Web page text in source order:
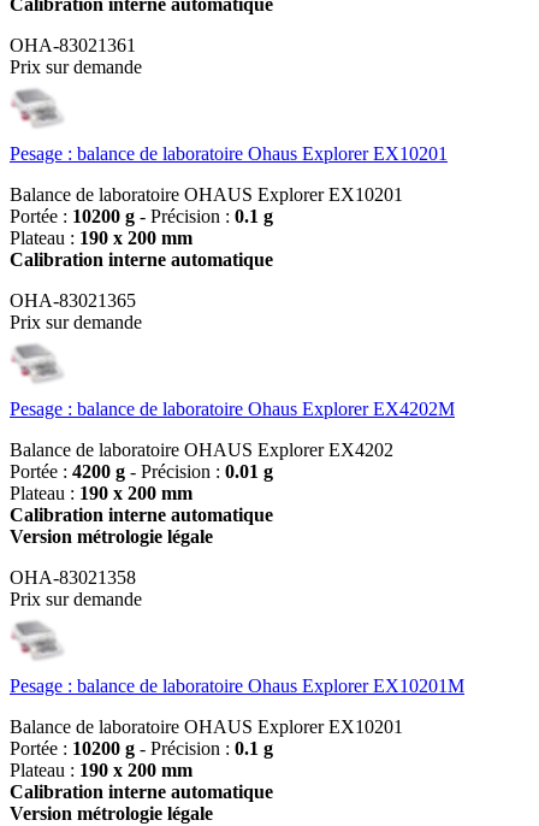
Calibration interne automatique
OHA-83021361
Prix sur demande
Pesage : balance de laboratoire Ohaus Explorer EX10201
Balance de laboratoire OHAUS Explorer EX10201
Portée : 10200 g - Précision : 0.1 g
Plateau : 190 x 200 mm
Calibration interne automatique
OHA-83021365
Prix sur demande
Pesage : balance de laboratoire Ohaus Explorer EX4202M
Balance de laboratoire OHAUS Explorer EX4202
Portée : 4200 g - Précision : 0.01 g
Plateau : 190 x 200 mm
Calibration interne automatique
Version métrologie légale
OHA-83021358
Prix sur demande
Pesage : balance de laboratoire Ohaus Explorer EX10201M
Balance de laboratoire OHAUS Explorer EX10201
Portée : 10200 g - Précision : 0.1 g
Plateau : 190 x 200 mm
Calibration interne automatique
Version métrologie légale